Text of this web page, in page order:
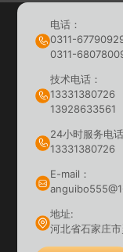
电话：
0311-
0311-
技术电话：
13331380726
13928633561
24小时服务电话
13331380726
E-mail：
地址:
河北省石家庄